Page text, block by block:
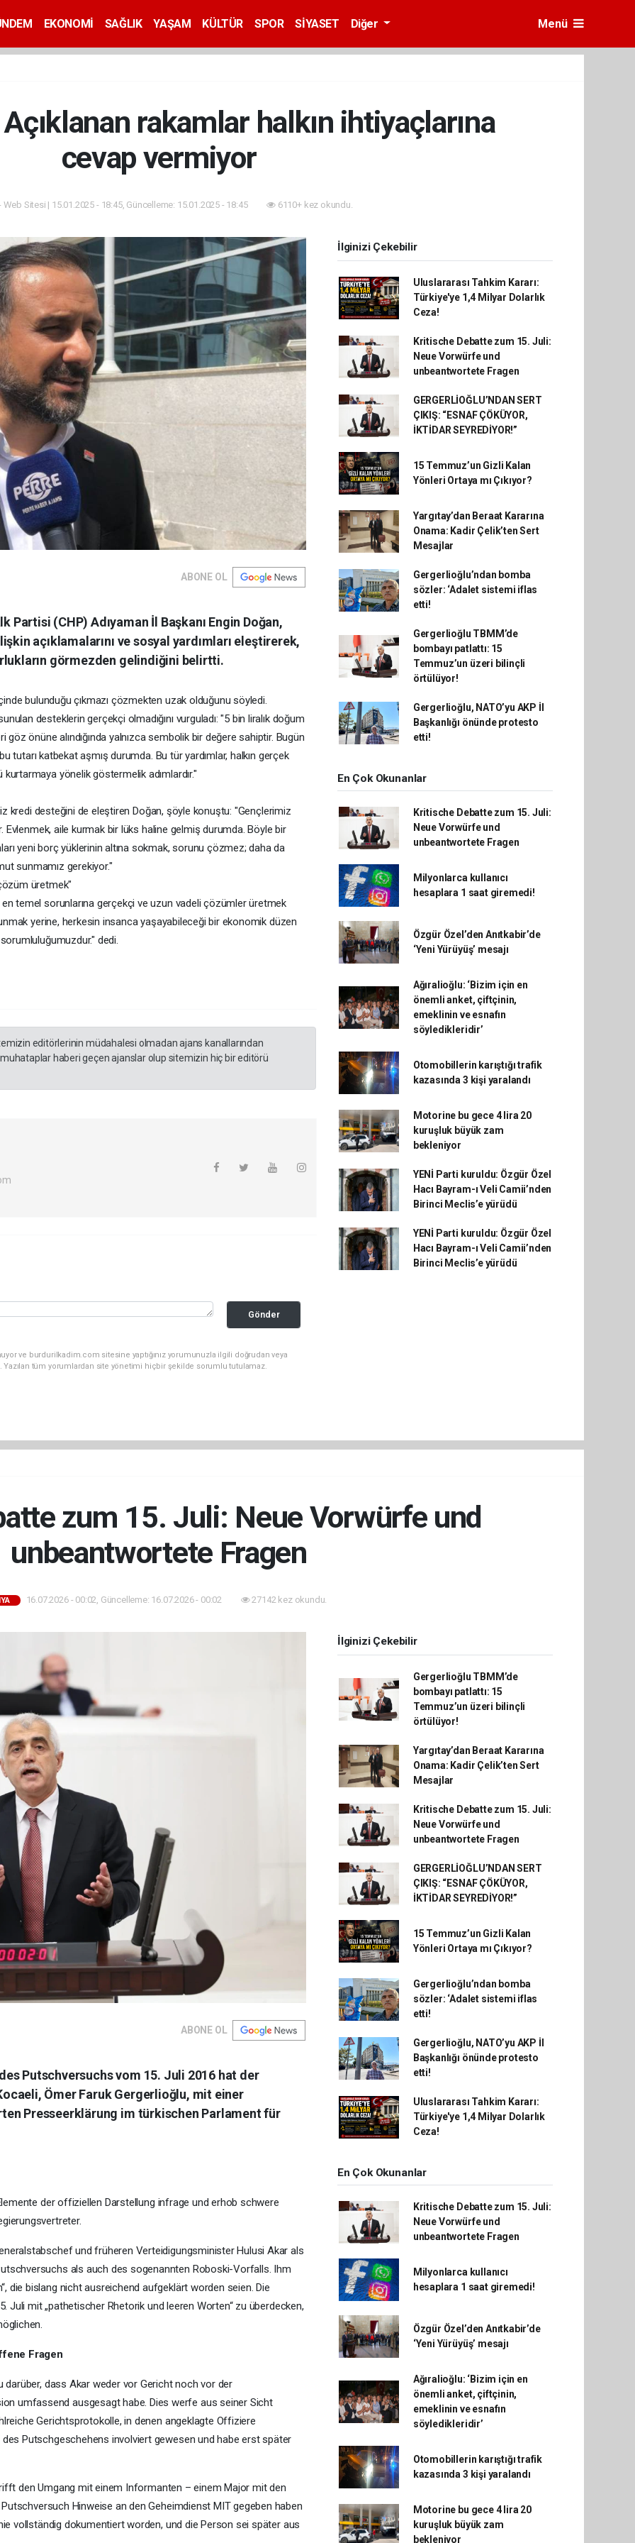
EKONOMİ SAĞLIK YAŞAM KÜLTÜR SPOR SİYASET Diğer Menü
rakamlar halkın ihtiyaçlarına
cevap vermiyor
Sitesi | 15.01.2025 - 18:45, Güncelleme: 15.01.2025 - 18:45 6110+ kez okundu.
ABONE OL
Partisi (CHP) Adıyaman İl Başkanı Engin Doğan,
açıklamalarını ve sosyal yardımları eleştirerek,
görmezden gelindiğini belirtti.
bulunduğu çıkmazı çözmekten uzak olduğunu söyledi.
desteklerin gerçekçi olmadığını vurguladı: "5 bin liralık doğum
önüne alındığında yalnızca sembolik bir değere sahiptir. Bugün
tutarı katbekat aşmış durumda. Bu tür yardımlar, halkın gerçek
yönelik göstermelik adımlardır."
kredi desteğini de eleştiren Doğan, şöyle konuştu: "Gençlerimiz
Evlenmek, aile kurmak bir lüks haline gelmiş durumda. Böyle bir
yeni borç yüklerinin altına sokmak, sorunu çözmez; daha da
sunmamız gerekiyor."
üretmek"
en temel sorunlarına gerçekçi ve uzun vadeli çözümler üretmek
yerine, herkesin insanca yaşayabileceği bir ekonomik düzen
dedi.
editörlerinin müdahalesi olmadan ajans kanallarından
haberi geçen ajanslar olup sitemizin hiç bir editörü
Gönder
ve burdurilkadim.com sitesine yaptığınız yorumunuzla ilgili doğrudan veya
Yazılan tüm yorumlardan site yönetimi hiçbir şekilde sorumlu tutulamaz.
İlginizi Çekebilir
Uluslararası Tahkim Kararı:
Türkiye'ye 1,4 Milyar Dolarlık
Ceza!
Kritische Debatte zum 15. Juli:
Neue Vorwürfe und
unbeantwortete Fragen
GERGERLİOĞLU’NDAN SERT
ÇIKIŞ: “ESNAF ÇÖKÜYOR,
İKTİDAR SEYREDİYOR!”
15 Temmuz’un Gizli Kalan
Yönleri Ortaya mı Çıkıyor?
Yargıtay’dan Beraat Kararına
Onama: Kadir Çelik’ten Sert
Mesajlar
Gergerlioğlu’ndan bomba
sözler: ‘Adalet sistemi iflas
etti!
Gergerlioğlu TBMM’de
bombayı patlattı: 15
Temmuz’un üzeri bilinçli
örtülüyor!
Gergerlioğlu, NATO’yu AKP İl
Başkanlığı önünde protesto
etti!
En Çok Okunanlar
Kritische Debatte zum 15. Juli:
Neue Vorwürfe und
unbeantwortete Fragen
Milyonlarca kullanıcı
hesaplara 1 saat giremedi!
Özgür Özel’den Anıtkabir’de
‘Yeni Yürüyüş’ mesajı
Ağıralioğlu: ‘Bizim için en
önemli anket, çiftçinin,
emeklinin ve esnafın
söyledikleridir’
Otomobillerin karıştığı trafik
kazasında 3 kişi yaralandı
Motorine bu gece 4 lira 20
kuruşluk büyük zam
bekleniyor
YENİ Parti kuruldu: Özgür Özel
Hacı Bayram-ı Veli Camii’nden
Birinci Meclis’e yürüdü
YENİ Parti kuruldu: Özgür Özel
Hacı Bayram-ı Veli Camii’nden
Birinci Meclis’e yürüdü
zum 15. Juli: Neue Vorwürfe und
unbeantwortete Fragen
16.07.2026 - 00:02, Güncelleme: 16.07.2026 - 00:02 27142 kez okundu.
ABONE OL
Putschversuchs vom 15. Juli 2016 hat der
Ömer Faruk Gergerlioğlu, mit einer
Presseerklärung im türkischen Parlament für
der offiziellen Darstellung infrage und erhob schwere
und früheren Verteidigungsminister Hulusi Akar als
als auch des sogenannten Roboski-Vorfalls. Ihm
die bislang nicht ausreichend aufgeklärt worden seien. Die
Juli mit „pathetischer Rhetorik und leeren Worten“ zu überdecken,
Fragen
dass Akar weder vor Gericht noch vor der
umfassend ausgesagt habe. Dies werfe aus seiner Sicht
Gerichtsprotokolle, in denen angeklagte Offiziere
Putschgeschehens involviert gewesen und habe erst später
den Umgang mit einem Informanten – einem Major mit den
Hinweise an den Geheimdienst MIT gegeben haben
vollständig dokumentiert worden, und die Person sei später aus
İlginizi Çekebilir
Gergerlioğlu TBMM’de
bombayı patlattı: 15
Temmuz’un üzeri bilinçli
örtülüyor!
Yargıtay’dan Beraat Kararına
Onama: Kadir Çelik’ten Sert
Mesajlar
Kritische Debatte zum 15. Juli:
Neue Vorwürfe und
unbeantwortete Fragen
GERGERLİOĞLU’NDAN SERT
ÇIKIŞ: “ESNAF ÇÖKÜYOR,
İKTİDAR SEYREDİYOR!”
15 Temmuz’un Gizli Kalan
Yönleri Ortaya mı Çıkıyor?
Gergerlioğlu’ndan bomba
sözler: ‘Adalet sistemi iflas
etti!
Gergerlioğlu, NATO’yu AKP İl
Başkanlığı önünde protesto
etti!
Uluslararası Tahkim Kararı:
Türkiye'ye 1,4 Milyar Dolarlık
Ceza!
En Çok Okunanlar
Kritische Debatte zum 15. Juli:
Neue Vorwürfe und
unbeantwortete Fragen
Milyonlarca kullanıcı
hesaplara 1 saat giremedi!
Özgür Özel’den Anıtkabir’de
‘Yeni Yürüyüş’ mesajı
Ağıralioğlu: ‘Bizim için en
önemli anket, çiftçinin,
emeklinin ve esnafın
söyledikleridir’
Otomobillerin karıştığı trafik
kazasında 3 kişi yaralandı
Motorine bu gece 4 lira 20
kuruşluk büyük zam
bekleniyor